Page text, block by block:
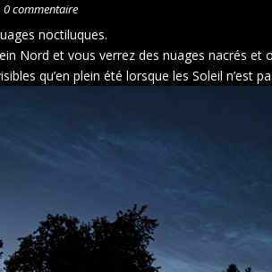
0 commentaire
noctiluques.
Nord et vous verrez des nuages nacrés et
qu’en plein été lorsque les Soleil n’est